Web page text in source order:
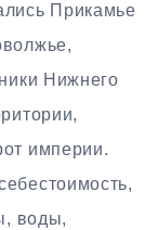
Прикамье
Нижнего
империи.
воды,